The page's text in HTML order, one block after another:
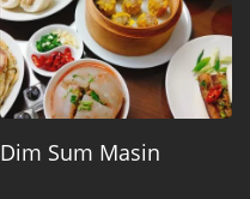
Dim Sum Masin